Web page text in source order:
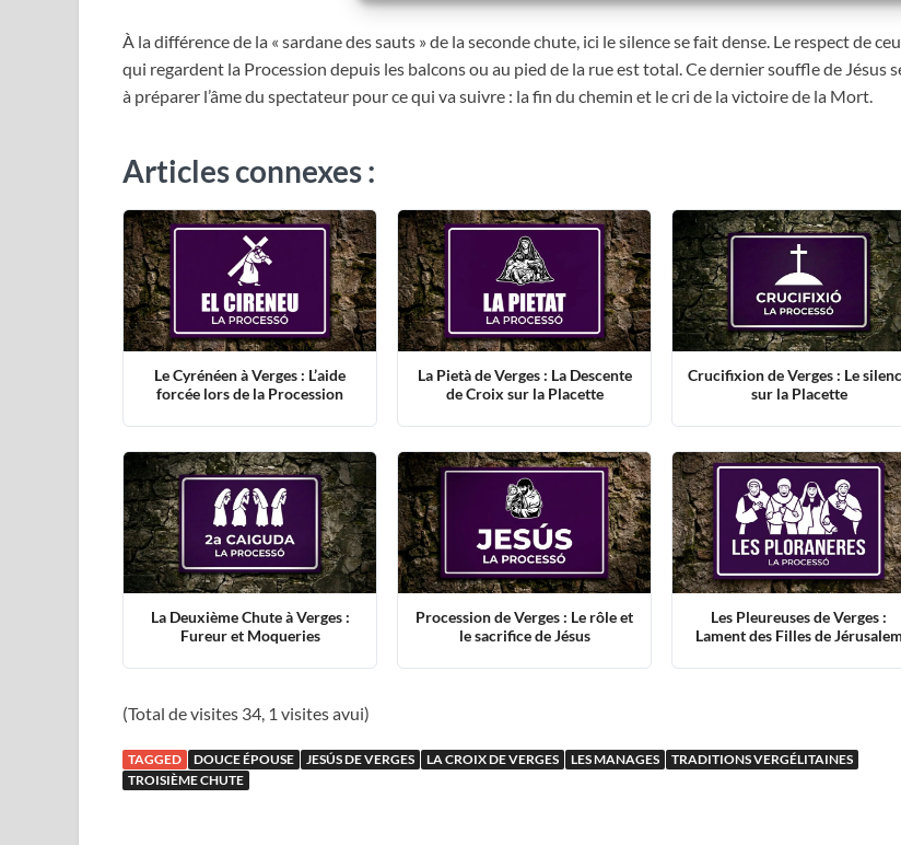
À la différence de la « sardane des sauts » de la seconde chute, ici le silence se fait dense. Le respect de
qui regardent la Procession depuis les balcons ou au pied de la rue est total. Ce dernier souffle de Jésus
à préparer l’âme du spectateur pour ce qui va suivre : la fin du chemin et le cri de la victoire de la Mort.
Articles connexes :
Le Cyrénéen à Verges : L’aide
forcée lors de la Procession
La Pietà de Verges : La Descente
de Croix sur la Placette
Crucifixion de Verges : Le
sur la Placette
La Deuxième Chute à Verges :
Fureur et Moqueries
Procession de Verges : Le rôle et
le sacrifice de Jésus
Les Pleureuses de Verges :
Lament des Filles de Jérusalem
(Total de visites 34, 1 visites avui)
TAGGED DOUCE ÉPOUSE JESÚS DE VERGES LA CROIX DE VERGES LES MANAGES
TRADITIONS VERGÉLITAINES
TROISIÈME CHUTE